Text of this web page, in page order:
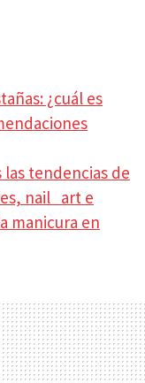
¿cuál es
tendencias de
nail art e
manicura en